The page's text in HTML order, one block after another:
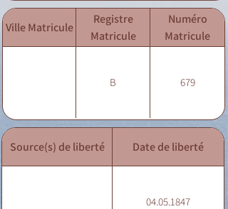
Ville Matricule
Registre
Matricule
Numéro
Matricule
B 679
Source(s) de liberté Date de liberté
04.05.1847